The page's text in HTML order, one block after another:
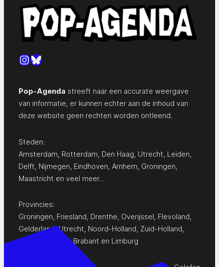
Instagram
Bluesky
Pop-Agenda streeft naar een accurate weergave
van informatie, er kunnen echter aan de inhoud van
deze website geen rechten worden ontleend.
Steden:
Amsterdam Rotterdam Den Haag Utrecht Leiden
Delft Nijmegen Eindhoven Arnhem Groningen
Maastricht en veel meer…
Provincies:
Groningen, Friesland, Drenthe, Overijssel, Flevoland,
Gelderland,Utrecht, Noord-Holland, Zuid-Holland,
Zeeland
Noord-Brabant en Limburg